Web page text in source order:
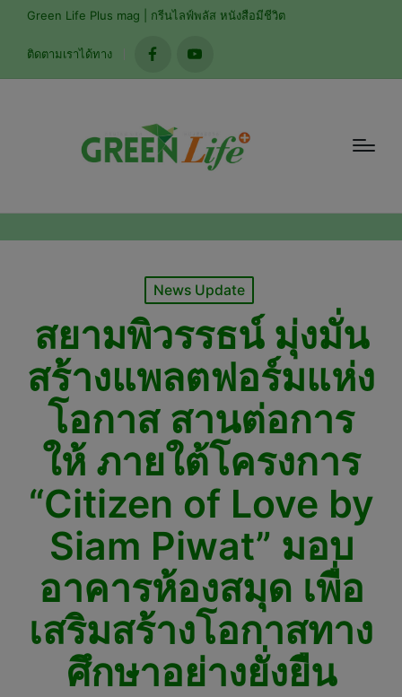
Green Life Plus mag | กรีนไลฟ์พลัส หนังสือมีชีวิต
ติดตามเราได้ทาง
facebookyoutube
Posted
News Update
สยามพิวรรธน์ มุ่งมั่น
สร้างแพลตฟอร์มแห่ง
โอกาส สานต่อการ
ให้ ภายใต้โครงการ
“Citizen of Love by
Siam Piwat” มอบ
อาคารห้องสมุด เพื่อ
เสริมสร้างโอกาสทาง
ศึกษาอย่างยั่งยืน
modal-check